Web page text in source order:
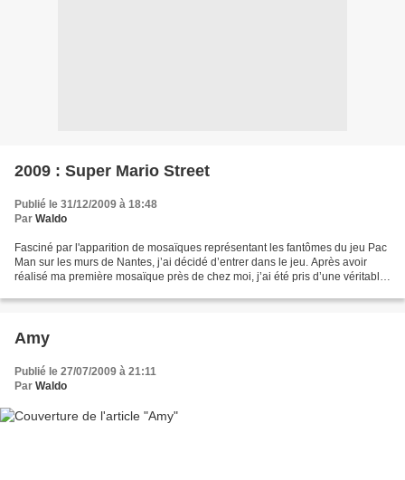
2009 : Super Mario Street
Publié le 31/12/2009 à 18:48
Par Waldo
Fasciné par l'apparition de mosaïques représentant les fantômes du jeu Pac
Man sur les murs de Nantes, j’ai décidé d’entrer dans le jeu. Après avoir
réalisé ma première mosaïque près de chez moi, j’ai été pris d’une véritable
Amy
Publié le 27/07/2009 à 21:11
Par Waldo